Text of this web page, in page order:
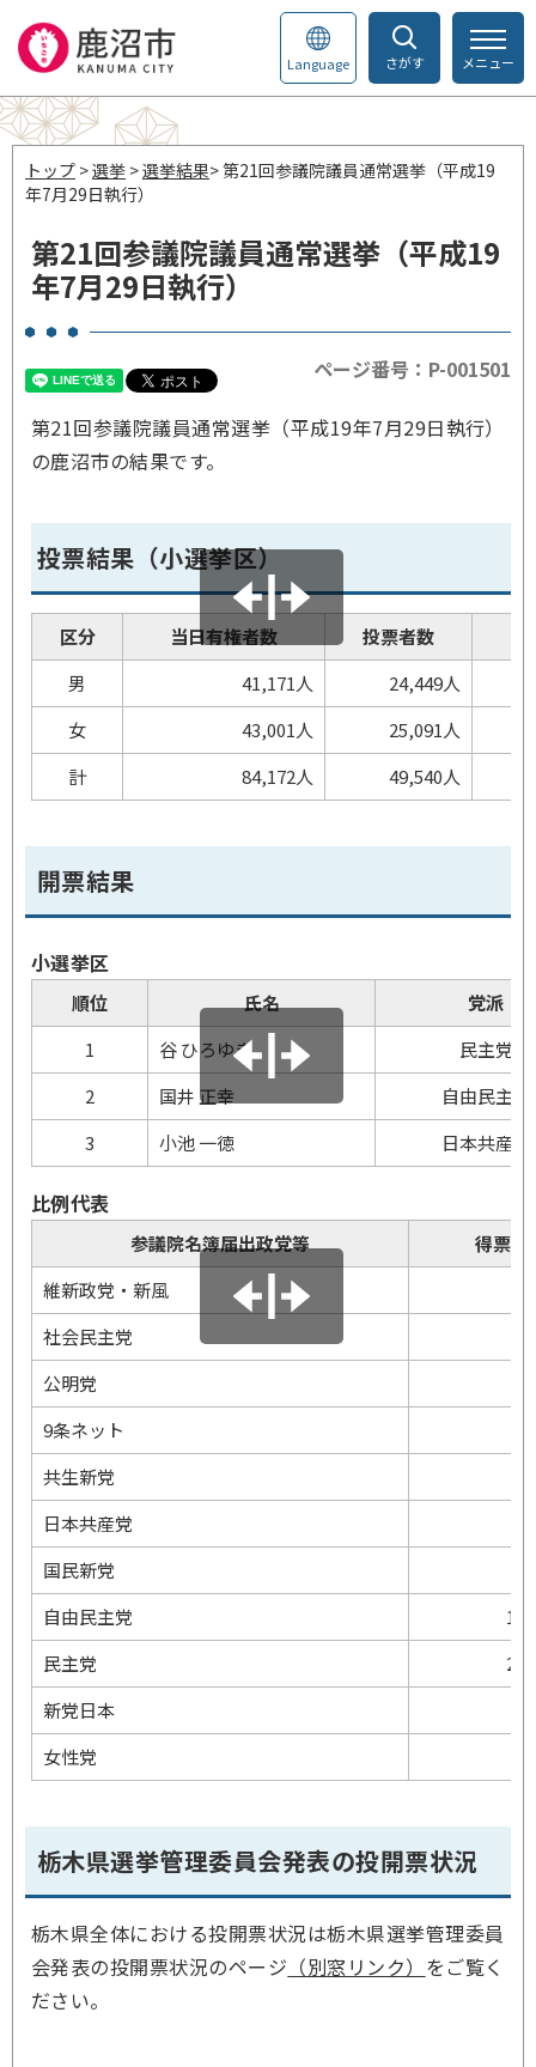
さがす
Language メニュー
トップ >選挙 >選挙結果> 第21回参議院議員通常選挙（平成19
年7月29日執行）
第21回参議院議員通常選挙（平成19
年7月29日執行）
ページ番号：P-001501
第21回参議院議員通常選挙（平成19年7月29日執行）
の鹿沼市の結果です。
投票結果（小選挙区）
区分 当日有権者数 投票者数
男
41,171人
24,449人
女
43,001人
25,091人
計
84,172人 49,540人
開票結果
小選挙区
順位 氏名
党派
1
谷 ひろゆき
民主党
2
国井 正幸
自由民主党
3
小池 一徳 日本共産党
比例代表
参議院名簿届出政党等
得票数
維新政党・新風
社会民主党
公明党
9条ネット
共生新党
日本共産党
国民新党
自由民主党
民主党
新党日本
女性党
栃木県選挙管理委員会発表の投開票状況
栃木県全体における投開票状況は栃木県選挙管理委員
会発表の投開票状況のページ （別窓リンク） をご覧く
ださい。